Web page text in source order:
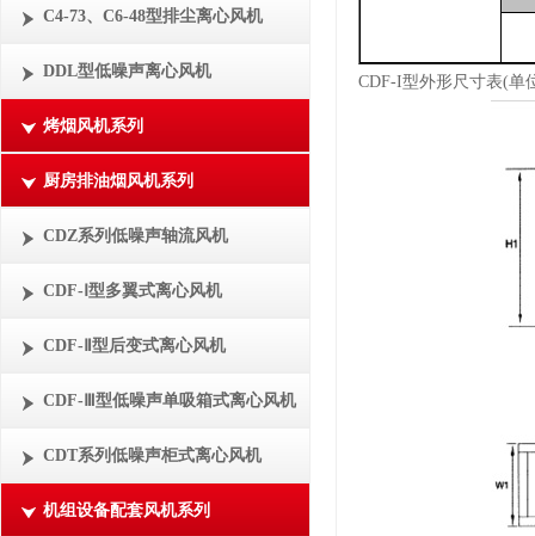
C4-73、C6-48型排尘离心风机
DDL型低噪声离心风机
烤烟风机系列
厨房排油烟风机系列
CDZ系列低噪声轴流风机
CDF-Ⅰ型多翼式离心风机
CDF-Ⅱ型后变式离心风机
CDF-Ⅲ型低噪声单吸箱式离心风机
CDT系列低噪声柜式离心风机
机组设备配套风机系列
CDF-I型外形尺寸表(单